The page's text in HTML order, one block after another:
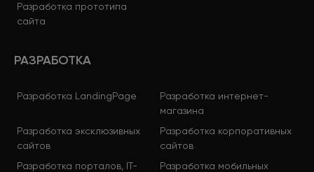
Разработка прототипа
сайта
РАЗРАБОТКА
Разработка LandingPage
Разработка интернет-
магазина
Разработка эксклюзивных
сайтов
Разработка корпоративных
сайтов
Разработка порталов, IT-
Разработка мобильных